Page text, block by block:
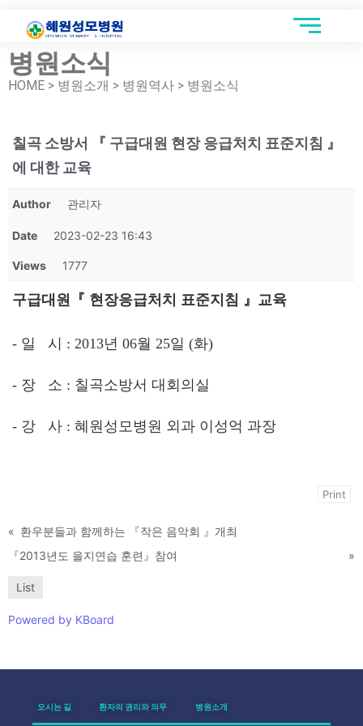
병원소식
HOME > 병원소개 > 병원역사 > 병원소식
칠곡 소방서 『 구급대원 현장 응급처치 표준지침 』
에 대한 교육
Author 관리자
Date 2023-02-23 16:43
Views 1777
구급대원『 현장응급처치 표준지침 』교육
- 일 시 : 2013년 06월 25일 (화)
- 장 소 : 칠곡소방서 대회의실
- 강 사 : 혜원성모병원 외과 이성억 과장
Print
« 환우분들과 함께하는 『작은 음악회 』개최
『2013년도 을지연습 훈련』참여
»
List
Powered by KBoard
오시는 길 환자의 권리와 의무 병원소개